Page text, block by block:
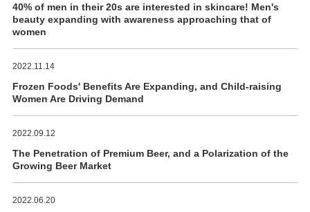
40% of men in their 20s are interested in skincare! Men's
beauty expanding with awareness approaching that of
women
2022.11.14
Frozen Foods' Benefits Are Expanding, and Child-raising
Women Are Driving Demand
2022.09.12
The Penetration of Premium Beer, and a Polarization of the
Growing Beer Market
2022.06.20